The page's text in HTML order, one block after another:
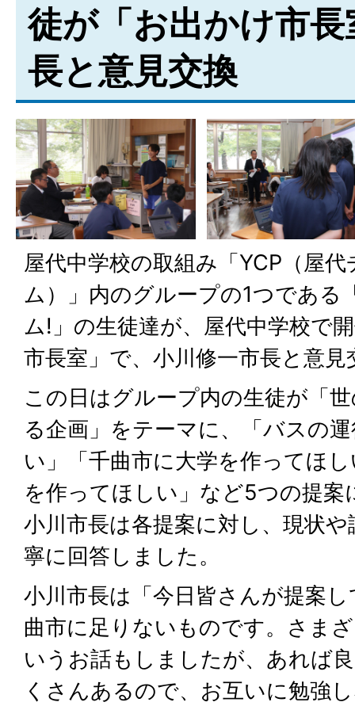
徒が「お出かけ市
長と意見交換
屋代中学校の取組み「YCP（屋
ム）」内のグループの1つである
ム!」の生徒達が、屋代中学校で
市長室」で、小川修一市長と意
この日はグループ内の生徒が「
る企画」をテーマに、「バスの
い」「千曲市に大学を作ってほ
を作ってほしい」など5つの提
小川市長は各提案に対し、現状
寧に回答しました。
小川市長は「今日皆さんが提案
曲市に足りないものです。さま
いうお話もしましたが、あれば
くさんあるので、お互いに勉強